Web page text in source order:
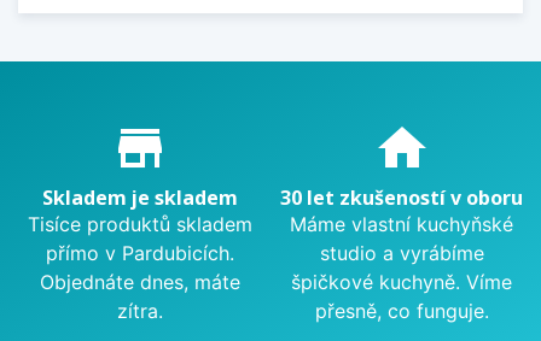
Proč nakupovat u nás?
store_mall_directory
Skladem je skladem
Tisíce produktů skladem
přímo v Pardubicích.
Objednáte dnes, máte
zítra.
home
30 let zkušeností v oboru
Máme vlastní kuchyňské
studio a vyrábíme
špičkové kuchyně. Víme
přesně, co funguje.